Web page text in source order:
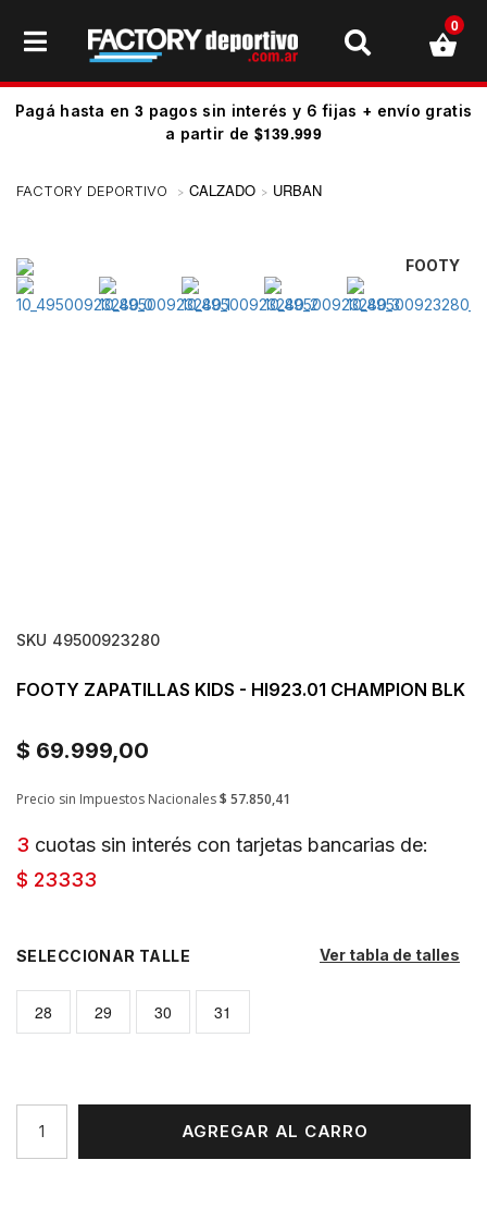
Pagá hasta en 3 pagos sin interés y 6 fijas + envío gratis
a partir de $139.999
0
CALZADO URBAN
SKU 49500923280
FOOTY
FOOTY ZAPATILLAS KIDS - HI923.01 CHAMPION BLK
$ 69.999,00
Precio sin Impuestos Nacionales$ 57.850,41
3 cuotas sin interés con tarjetas bancarias de:
$ 23333
Ver tabla de talles
TALLE
28 29 30 31
AGREGAR AL CARRO